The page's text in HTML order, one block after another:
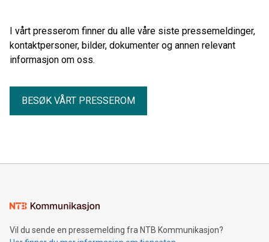
I vårt presserom finner du alle våre siste pressemeldinger,
kontaktpersoner, bilder, dokumenter og annen relevant
informasjon om oss.
BESØK VÅRT PRESSEROM
Vil du sende en pressemelding fra NTB Kommunikasjon?